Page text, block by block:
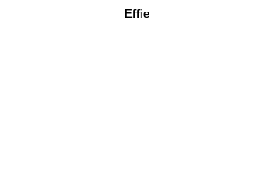
Effie